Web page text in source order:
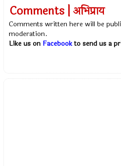
Comments | अभिप्राय
Comments written here will be
moderation.
Like us on Facebookto send us a